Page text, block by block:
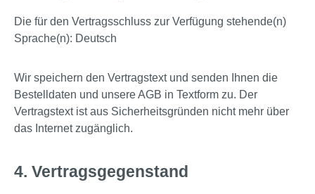
Die für den Vertragsschluss zur Verfügung stehende(n)
Sprache(n): Deutsch
Wir speichern den Vertragstext und senden Ihnen die
Bestelldaten und unsere AGB in Textform zu. Der
Vertragstext ist aus Sicherheitsgründen nicht mehr über
das Internet zugänglich.
4. Vertragsgegenstand